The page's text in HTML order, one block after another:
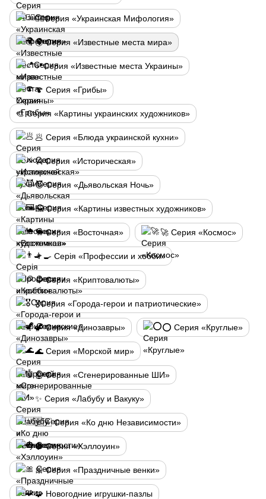
🧚‍♂️Серия «Украинская Мифология»
🌍 Серия «Известные места мира»
📍Серия «Известные места Украины»
🍄 Серия «Грибы»
🎨 Серия «Картины украинских художников»
🥟 Серия «Блюда украинской кухни»
⚔️ Серия «Историческая»
😈 Серия «Дьявольская Ночь»
🖼️ Серия «Картины известных художников»
🐪 Серия «Восточная» 🚀 Серия «Космос»
👨‍🍳 Серія «Профессии и хобби»
🪙 Серия «Криптовалюты»
🎖️Серия «Города-герои и патриотические»
🦖 Серия «Динозавры» ⭕ Серия «Круглые»
🌊 Серия «Морской мир»
🤖 Серия «Сгенерированные ШИ»
✨ Серия «Лабубу и Вакуку»
🇺🇦 Серия «Ко дню Независимости»
🎃 Серия «Хэллоуин»
🎀 Серия «Праздничные венки»
🧩 Новогодние игрушки-пазлы